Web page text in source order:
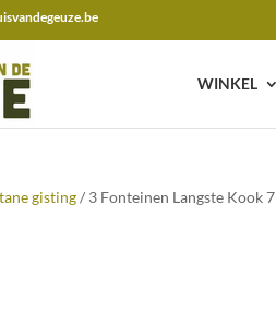
WINKEL
gisting/ 3 Fonteinen Langste Kook